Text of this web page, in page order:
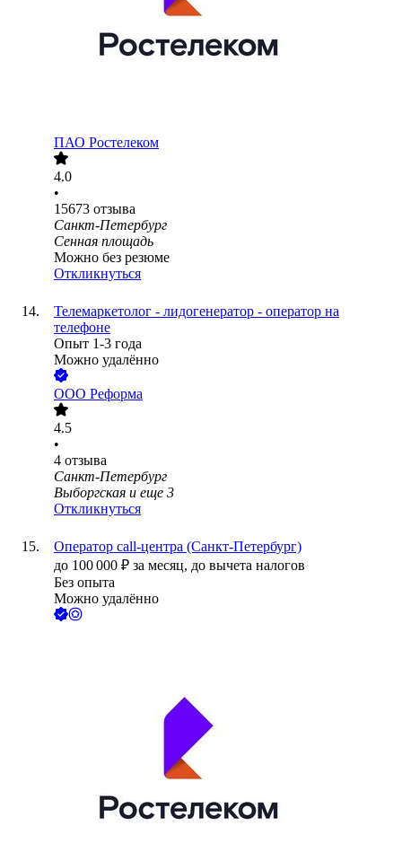
ПАО Ростелеком
4.0
•
15673 отзыва
Санкт-Петербург
Сенная площадь
Можно без резюме
Откликнуться
Телемаркетолог - лидогенератор - оператор на
телефоне
Опыт 1-3 года
Можно удалённо
ООО Реформа
4.5
•
4 отзыва
Санкт-Петербург
Выборгская и еще 3
Откликнуться
Оператор call-центра (Санкт-Петербург)
до 100 000 ₽ за месяц, до вычета налогов
Без опыта
Можно удалённо